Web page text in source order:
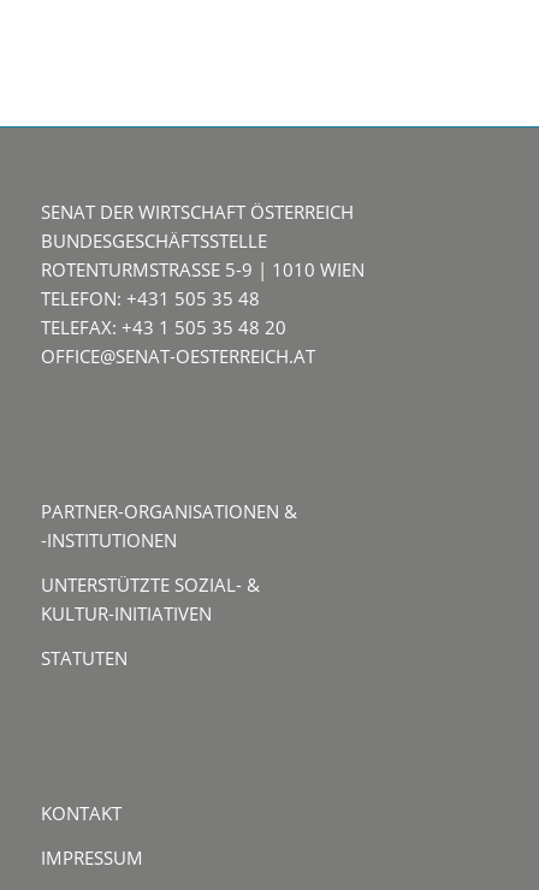
SENAT DER WIRTSCHAFT ÖSTERREICH
BUNDESGESCHÄFTSSTELLE
ROTENTURMSTRASSE 5-9 | 1010 WIEN
TELEFON: +431 505 35 48
TELEFAX: +43 1 505 35 48 20
OFFICE@SENAT-OESTERREICH.AT
PARTNER-ORGANISATIONEN &
-INSTITUTIONEN
UNTERSTÜTZTE SOZIAL- &
KULTUR-INITIATIVEN
STATUTEN
KONTAKT
IMPRESSUM